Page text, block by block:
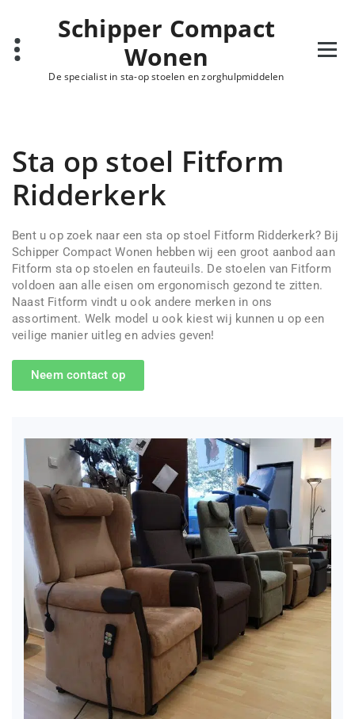
Schipper Compact
Wonen
De specialist in sta-op stoelen en zorghulpmiddelen
Sta op stoel Fitform
Ridderkerk
Bent u op zoek naar een sta op stoel Fitform Ridderkerk? Bij
Schipper Compact Wonen hebben wij een groot aanbod aan
Fitform sta op stoelen en fauteuils. De stoelen van Fitform
voldoen aan alle eisen om ergonomisch gezond te zitten.
Naast Fitform vindt u ook andere merken in ons
assortiment. Welk model u ook kiest wij kunnen u op een
veilige manier uitleg en advies geven!
Neem contact op